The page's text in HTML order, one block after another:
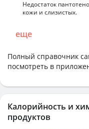
Недостаток
кожи и слизистых.
еще
Полный справочник
посмотреть в
Калорийность и
продуктов